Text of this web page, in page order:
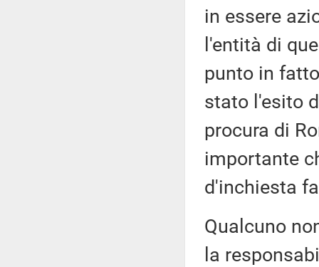
in essere
l'entità di
punto in
stato l'esito
procura di
importante
d'inchiesta
Qualcuno
la